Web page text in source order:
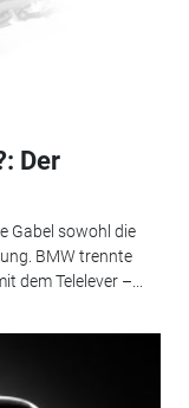
Der
Gabel sowohl die
BMW trennte
dem Telelever –...